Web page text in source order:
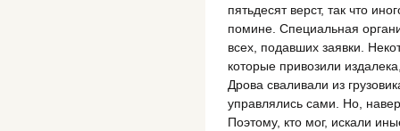
пятьдесят верст, так что
помине. Специальная
всех, подавших заявки.
которые привозили
Дрова сваливали из
управлялись сами. Но,
Поэтому, кто мог, искали